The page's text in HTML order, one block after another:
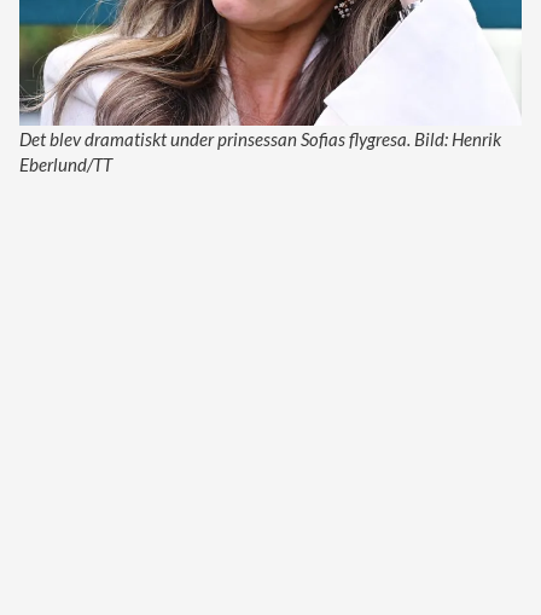
Det blev dramatiskt under prinsessan Sofias flygresa. Bild: Henrik
Eberlund/TT